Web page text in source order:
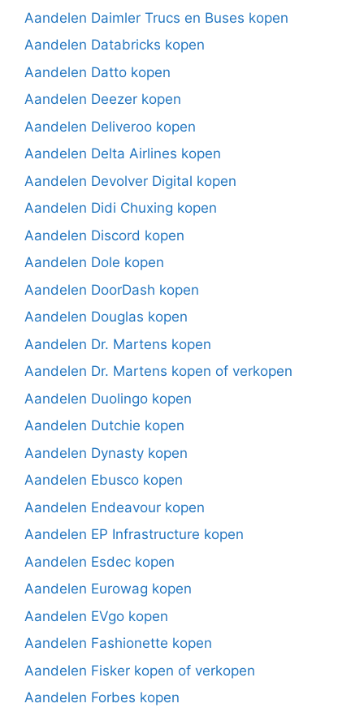
Aandelen Daimler Trucs en Buses kopen
Aandelen Databricks kopen
Aandelen Datto kopen
Aandelen Deezer kopen
Aandelen Deliveroo kopen
Aandelen Delta Airlines kopen
Aandelen Devolver Digital kopen
Aandelen Didi Chuxing kopen
Aandelen Discord kopen
Aandelen Dole kopen
Aandelen DoorDash kopen
Aandelen Douglas kopen
Aandelen Dr. Martens kopen
Aandelen Dr. Martens kopen of verkopen
Aandelen Duolingo kopen
Aandelen Dutchie kopen
Aandelen Dynasty kopen
Aandelen Ebusco kopen
Aandelen Endeavour kopen
Aandelen EP Infrastructure kopen
Aandelen Esdec kopen
Aandelen Eurowag kopen
Aandelen EVgo kopen
Aandelen Fashionette kopen
Aandelen Fisker kopen of verkopen
Aandelen Forbes kopen